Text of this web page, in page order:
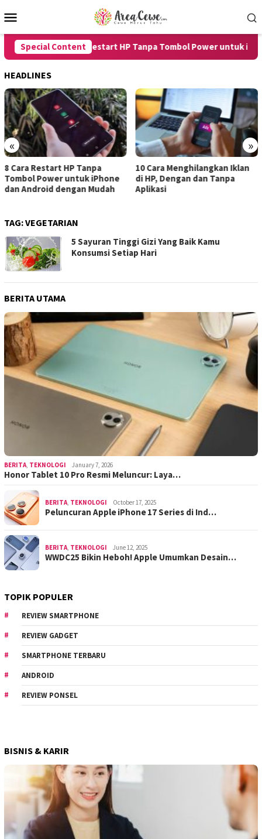
to
Menu
Special Content
8 Cara Restart HP Tanpa Tombol Power untuk
HEADLINES
« »
Restart HP Tanpa
Power untuk iPhone
dengan Mudah
10 Cara Menghilangkan Iklan
di HP, Dengan dan Tanpa
Aplikasi
7
TAG:VEGETARIAN
5 Sayuran Tinggi Gizi Yang Baik Kamu
Konsumsi Setiap Hari
BERITA UTAMA
BERITA TEKNOLOGI January 7, 2026
Honor Tablet 10 Pro Resmi Meluncur: Laya…
BERITA TEKNOLOGI October 17, 2025
Peluncuran Apple iPhone 17 Series di Ind…
BERITA TEKNOLOGI June 12, 2025
WWDC25 Bikin Heboh! Apple Umumkan Desain…
TOPIK POPULER
REVIEW SMARTPHONE
REVIEW GADGET
SMARTPHONE TERBARU
ANDROID
REVIEW PONSEL
BISNIS & KARIR